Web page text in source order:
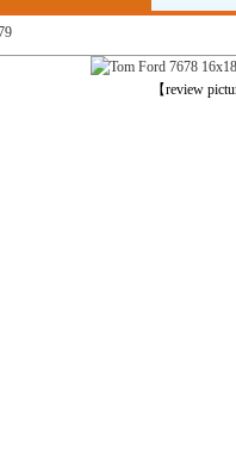
【review
上一张